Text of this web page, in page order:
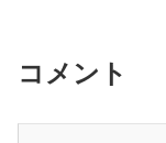
コメント